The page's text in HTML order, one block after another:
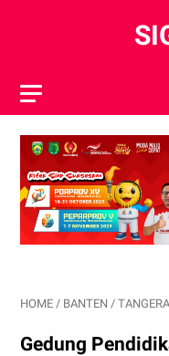
HOME / BANTEN /
Gedung